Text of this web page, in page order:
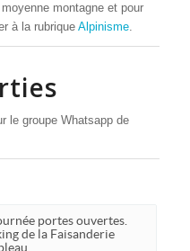
montagne et pour
à la rubrique Alpinisme.
le groupe Whatsapp de
portes ouvertes.
de la Faisanderie